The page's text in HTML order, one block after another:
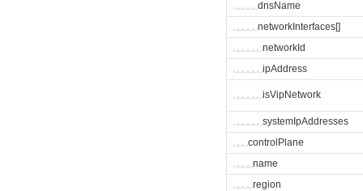
␣␣␣␣␣dnsName
␣␣␣␣␣networkInterfaces[]
␣␣␣␣␣␣networkId
␣␣␣␣␣␣ipAddress
␣␣␣␣␣␣isVipNetwork
␣␣␣␣␣␣systemIpAddresses
␣␣␣controlPlane
␣␣␣␣name
␣␣␣␣region